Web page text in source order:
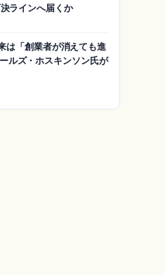
ラインへ届くか
は「創業者が消えても進
ルズ・ホスキンソン氏が